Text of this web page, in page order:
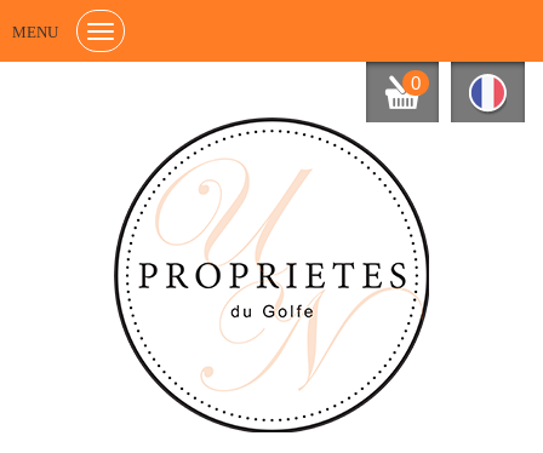
MENU
0